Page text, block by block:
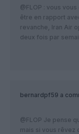
@FLOP : vous
être en rapport
revanche, Iran Air
deux fois par
bernardpf59 a
@FLOP Je pense
mais si vous rêvez